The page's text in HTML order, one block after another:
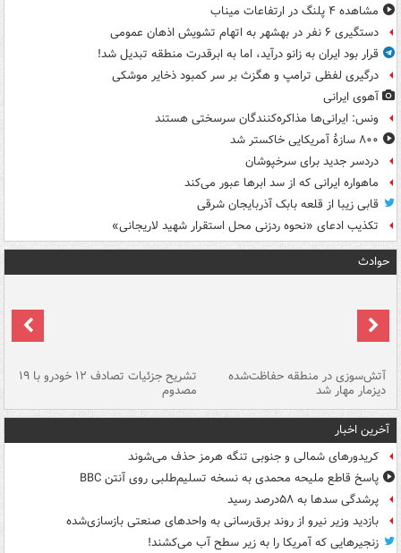
مشاهده ۴ پلنگ در ارتفاعات میناب
دستگیری ۶ نفر در بهشهر به اتهام تشویش اذهان عمومی
قرار بود ایران به زانو درآید، اما به ابرقدرت منطقه تبدیل شد!
درگیری لفظی ترامپ و هگزث بر سر کمبود ذخایر موشکی
آهوی ایرانی
ونس: ایرانی‌ها مذاکره‌کنندگان سرسختی هستند
۸۰۰ سازۀ آمریکایی خاکستر شد
دردسر جدید برای سرخپوشان
ماهواره ایرانی که از سد ابرها عبور می‌کند
قابی زیبا از قلعه بابک آذربایجان شرقی
تکذیب ادعای «نحوه ردزنی محل استقرار شهید لاریجانی»
حوادث
آتش‌سوزی در منطقه حفاظت‌شده
دیزمار مهار شد
تشریح جزئیات تصادف ۱۲ خودرو با ۱۹
مصدوم
آخرین اخبار
کریدورهای شمالی و جنوبی تنگه هرمز حذف می‌شوند
پاسخ قاطع ملیحه محمدی به نسخه تسلیم‌طلبی روی آنتن BBC
پرشدگی سدها به ۵۸درصد رسید
بازدید وزیر نیرو از روند برق‌رسانی به واحدهای صنعتی بازسازی‌شده
زنجیرهایی که آمریکا را به زیر سطح آب می‌کشند!